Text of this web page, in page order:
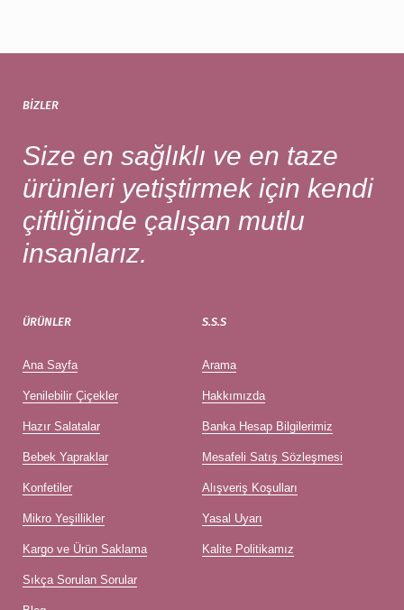
BIZLER
Size en sağlıklı ve en taze
ürünleri yetiştirmek için kendi
çiftliğinde çalışan mutlu
insanlarız.
ÜRÜNLER
Ana Sayfa
Yenilebilir Çiçekler
Hazır Salatalar
Bebek Yapraklar
Konfetiler
Mikro Yeşillikler
Kargo ve Ürün Saklama
Sıkça Sorulan Sorular
S.S.S
Arama
Hakkımızda
Banka Hesap Bilgilerimiz
Mesafeli Satış Sözleşmesi
Alışveriş Koşulları
Yasal Uyarı
Kalite Politikamız